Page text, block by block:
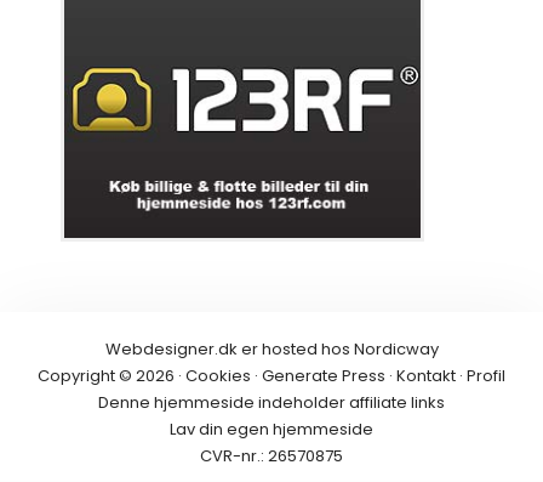
Webdesigner.dk er hosted hos Nordicway
Copyright © 2026 · Cookies · Generate Press · Kontakt · Profil
Denne hjemmeside indeholderaffiliate links
Lav din egen hjemmeside
CVR-nr.: 26570875